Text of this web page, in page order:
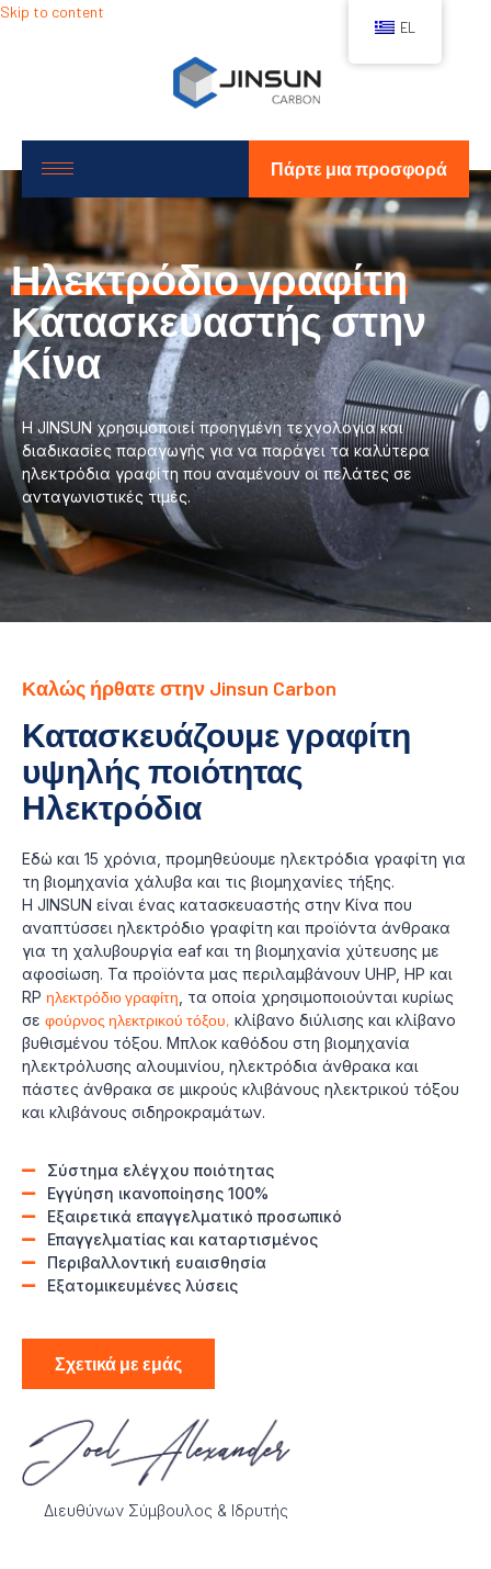
Skip to content
Πάρτε μια προσφορά
Ηλεκτρόδιο γραφίτη
Κατασκευαστής στην
Κίνα
Η JINSUN χρησιμοποιεί προηγμένη τεχνολογία και
διαδικασίες παραγωγής για να παράγει τα καλύτερα
ηλεκτρόδια γραφίτη που αναμένουν οι πελάτες σε
ανταγωνιστικές τιμές.
Καλώς ήρθατε στην Jinsun Carbon
Κατασκευάζουμε γραφίτη
υψηλής ποιότητας
Ηλεκτρόδια
Εδώ και 15 χρόνια, προμηθεύουμε ηλεκτρόδια γραφίτη για
τη βιομηχανία χάλυβα και τις βιομηχανίες τήξης.
Η JINSUN είναι ένας κατασκευαστής στην Κίνα που
αναπτύσσει ηλεκτρόδιο γραφίτη και προϊόντα άνθρακα
για τη χαλυβουργία eaf και τη βιομηχανία χύτευσης με
αφοσίωση. Τα προϊόντα μας περιλαμβάνουν UHP, HP και
RP ηλεκτρόδιο γραφίτη , τα οποία χρησιμοποιούνται κυρίως
σε φούρνος ηλεκτρικού τόξου, κλίβανο διύλισης και κλίβανο
βυθισμένου τόξου. Μπλοκ καθόδου στη βιομηχανία
ηλεκτρόλυσης αλουμινίου, ηλεκτρόδια άνθρακα και
πάστες άνθρακα σε μικρούς κλιβάνους ηλεκτρικού τόξου
και κλιβάνους σιδηροκραμάτων.
Σύστημα ελέγχου ποιότητας
Εγγύηση ικανοποίησης 100%
Εξαιρετικά επαγγελματικό προσωπικό
Επαγγελματίας και καταρτισμένος
Περιβαλλοντική ευαισθησία
Εξατομικευμένες λύσεις
Σχετικά με εμάς
Διευθύνων Σύμβουλος & Ιδρυτής
EL